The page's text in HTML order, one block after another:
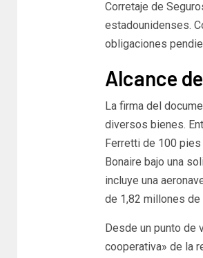
Corretaje de
estadounidenses.
obligaciones
Alcance
La firma del
diversos bienes.
Ferretti de 100 pies
Bonaire bajo una
incluye una
de 1,82 millones
Desde un punto de
cooperativa» de la